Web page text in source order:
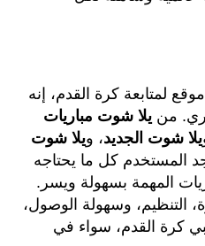
لمتابعة كرة القدم، إنه
من يلا شوت مباريات
يلا شوت الجديد، ويلا شوت
المستخدم كل ما يحتاجه
المهمة بسهولة ويسر.
التنظيم، وسهولة الوصول،
كرة القدم، سواء في